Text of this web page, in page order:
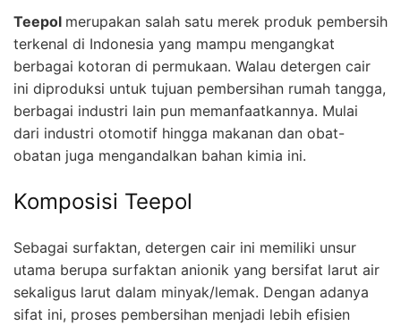
Teepol merupakan salah satu merek produk pembersih
terkenal di Indonesia yang mampu mengangkat
berbagai kotoran di permukaan. Walau detergen cair
ini diproduksi untuk tujuan pembersihan rumah tangga,
berbagai industri lain pun memanfaatkannya. Mulai
dari industri otomotif hingga makanan dan obat-
obatan juga mengandalkan bahan kimia ini.
Komposisi Teepol
Sebagai surfaktan, detergen cair ini memiliki unsur
utama berupa surfaktan anionik yang bersifat larut air
sekaligus larut dalam minyak/lemak. Dengan adanya
sifat ini, proses pembersihan menjadi lebih efisien